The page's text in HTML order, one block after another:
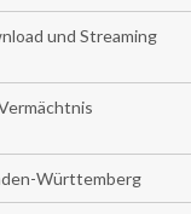
und Streaming
Württemberg